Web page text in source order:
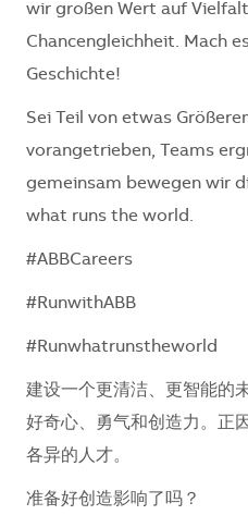
wir großen Wert auf
Chancengleichheit. Mach
Geschichte!
Sei Teil von etwas
vorangetrieben, Teams
gemeinsam bewegen wir
what runs the world.
#ABBCareers
#RunwithABB
#Runwhatrunstheworld
建设一个更清洁、更智能的
好奇心、勇气和创造力。正
各异的人才。
准备好创造影响了吗？